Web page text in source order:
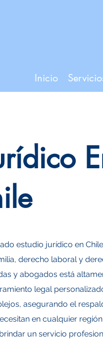
Inicio
estudio jurídico en
derecho laboral y
y abogados está
legal
asegurando el
en cualquier
un servicio